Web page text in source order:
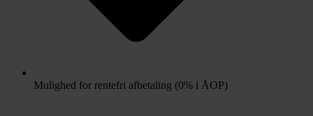
Mulighed for rentefri afbetaling (0% i ÅOP)